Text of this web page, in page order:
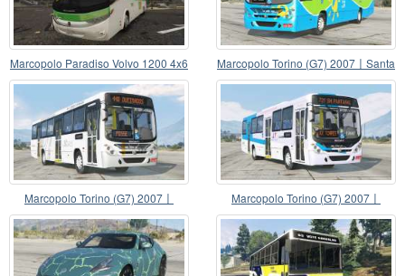
Marcopolo Paradiso Volvo 1200 4x6
São Geraldo
Marcopolo Torino (G7) 2007〡Santa
Zita
Marcopolo Torino (G7) 2007〡
Transportes Blanco
Marcopolo Torino (G7) 2007〡
Integração Transporte